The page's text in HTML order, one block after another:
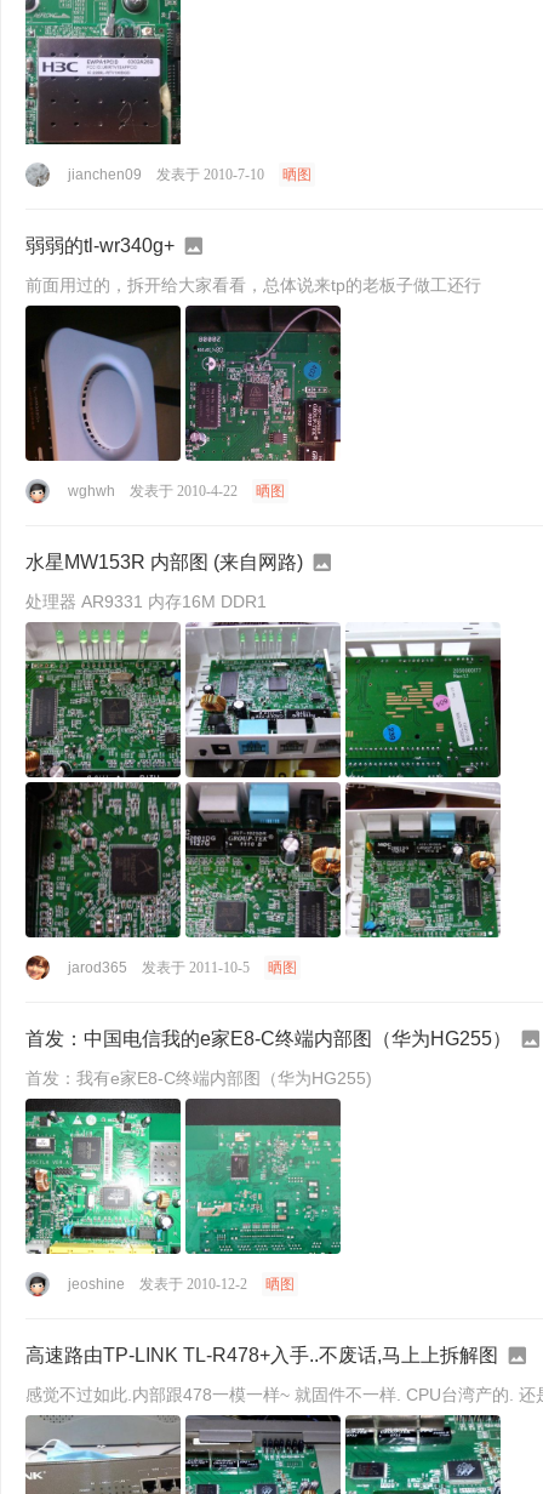
jianchen09 发表于 2010-7-10 晒图
弱弱的tl-wr340g+
前面用过的，拆开给大家看看，总体说来tp的老板子做工还行
wghwh 发表于 2010-4-22 晒图
水星MW153R 内部图 (来自网路)
处理器 AR9331 内存16M DDR1
jarod365 发表于 2011-10-5 晒图
首发：中国电信我的e家E8-C终端内部图（华为HG255）
首发：我有e家E8-C终端内部图（华为HG255)
jeoshine 发表于 2010-12-2 晒图
高速路由TP-LINK TL-R478+入手..不废话,马上上拆解图
感觉不过如此.内部跟478一模一样~